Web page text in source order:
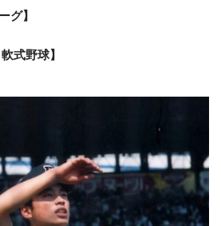
グ】
式野球】